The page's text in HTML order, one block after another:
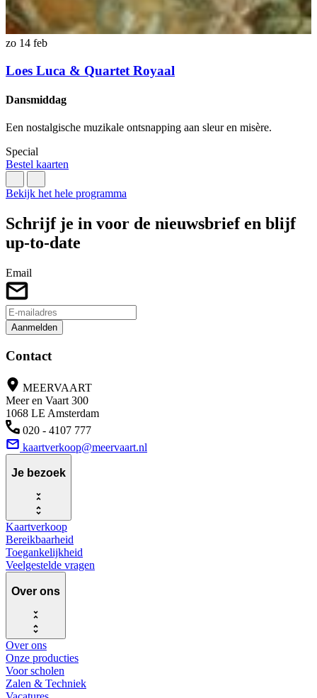
zo 14 feb
Loes Luca & Quartet Royaal
Dansmiddag
Een nostalgische muzikale ontsnapping aan sleur en misère.
Special
Bestel kaarten
Bekijk het hele programma
Schrijf je in voor de nieuwsbrief en blijf
up-to-date
Email
Aanmelden
Contact
MEERVAART
Meer en Vaart 300
1068 LE Amsterdam
020 - 4107 777
kaartverkoop@meervaart.nl
Je bezoek
Kaartverkoop
Bereikbaarheid
Toegankelijkheid
Veelgestelde vragen
Over ons
Over ons
Onze producties
Voor scholen
Zalen & Techniek